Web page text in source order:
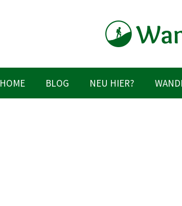
HOME BLOG NEU HIER?